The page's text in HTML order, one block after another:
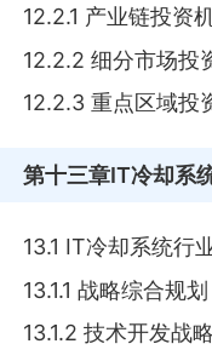
12.2.1 产业链投资
12.2.2 细分市场投
12.2.3 重点区域投
第十三章IT冷却系
13.1 IT冷却系统行
13.1.1 战略综合规划
13.1.2 技术开发战略